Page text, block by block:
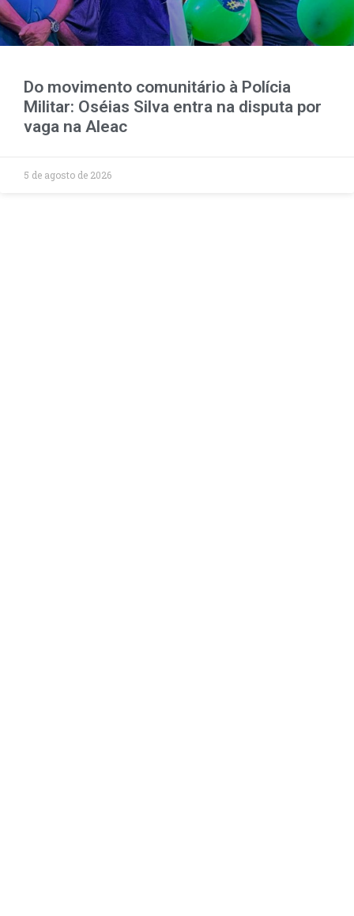
Do movimento comunitário à Polícia
Militar: Oséias Silva entra na disputa por
vaga na Aleac
5 de agosto de 2026